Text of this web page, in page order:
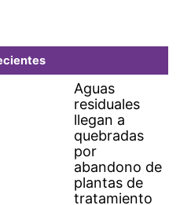
Aguas
residuales
llegan a
quebradas
por
abandono de
plantas de
tratamiento